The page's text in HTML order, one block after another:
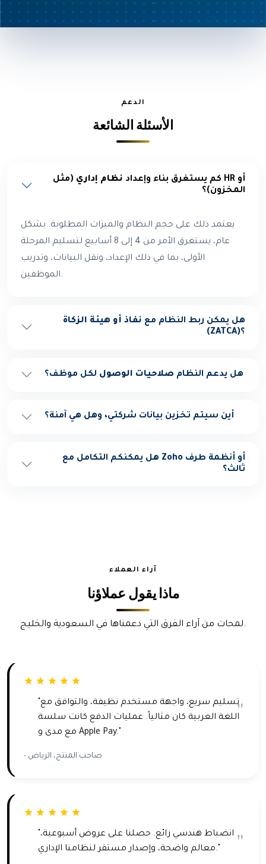
الدعم
الأسئلة الشائعة
كم يستغرق بناء وإعداد نظام إداري (مثل HR أو
المخزون)؟
يعتمد ذلك على حجم النظام والميزات المطلوبة. بشكل
عام، يستغرق الأمر من 4 إلى 8 أسابيع لتسليم المرحلة
الأولى، بما في ذلك الإعداد، ونقل البيانات، وتدريب
الموظفين.
هل يمكن ربط النظام مع نفاذ أو هيئة الزكاة
(ZATCA)؟
هل يدعم النظام صلاحيات الوصول لكل موظف؟
أين سيتم تخزين بيانات شركتي، وهل هي آمنة؟
Zoho
ثالث؟
آراء العملاء
ماذا يقول عملاؤنا
لمحات من آراء الفرق التي دعمناها في السعودية والخليج.
اللغة العربية كان مثالياً. عمليات الدفع كانت سلسة
مع مدى و Apple Pay."
- صاحب المنتج، الرياض
معالم واضحة، وإصدار مستقر لنظامنا الإداري."